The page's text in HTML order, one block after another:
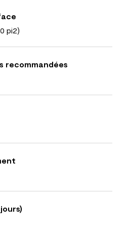
pi2)
recommandées